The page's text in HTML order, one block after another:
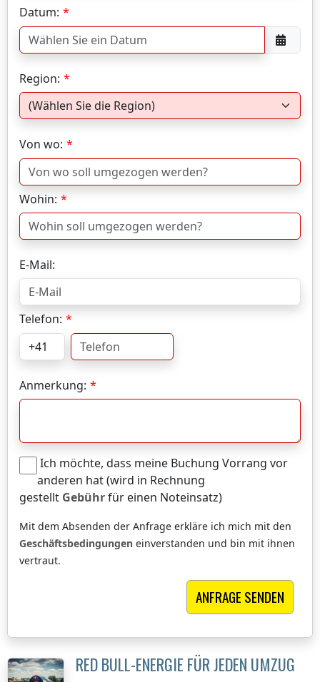
Datum:
Region:
Von wo:
Wohin:
E-Mail:
Telefon:
Anmerkung:
Ich möchte, dass meine Buchung Vorrang vor
anderen hat (wird in Rechnung
gestellt Gebührfür einen Noteinsatz)
Mit dem Absenden der Anfrage erkläre ich mich mit den
Geschäftsbedingungen einverstanden und bin mit ihnen
vertraut.
RED BULL-ENERGIE FÜR JEDEN UMZUG